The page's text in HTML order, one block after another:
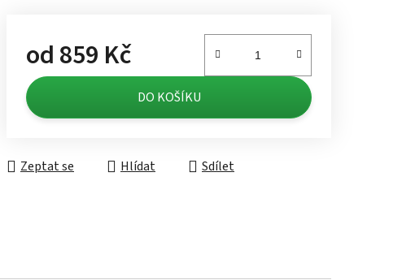
od859 Kč
Měrná cena:
DO KOŠÍKU
Zeptat se Hlídat Sdílet